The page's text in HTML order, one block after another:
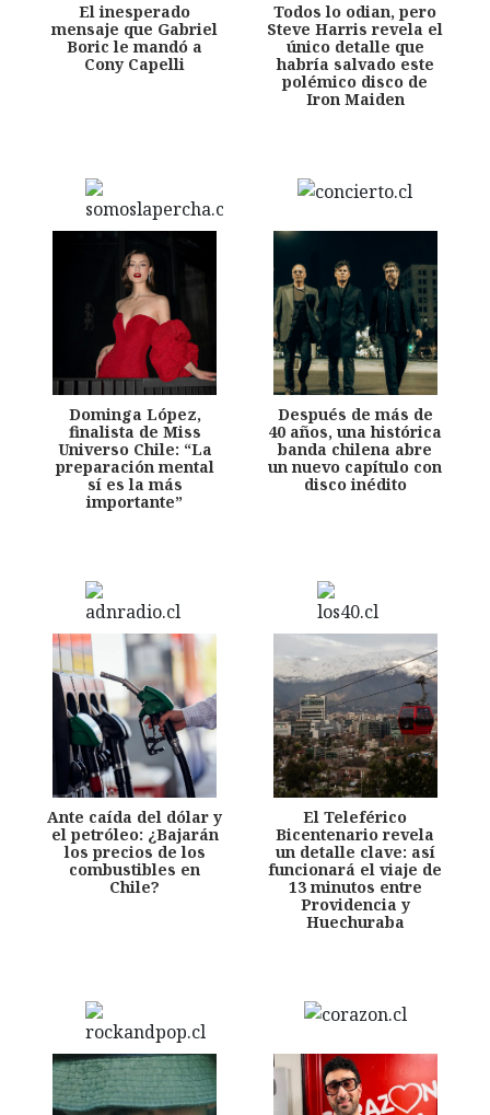
El inesperado
mensaje que Gabriel
Boric le mandó a
Cony Capelli
Todos lo odian, pero
Steve Harris revela el
único detalle que
habría salvado este
polémico disco de
Iron Maiden
Dominga López,
finalista de Miss
Universo Chile: “La
preparación mental
sí es la más
importante”
Después de más de
40 años, una histórica
banda chilena abre
un nuevo capítulo con
disco inédito
Ante caída del dólar y
el petróleo: ¿Bajarán
los precios de los
combustibles en
Chile?
El Teleférico
Bicentenario revela
un detalle clave: así
funcionará el viaje de
13 minutos entre
Providencia y
Huechuraba